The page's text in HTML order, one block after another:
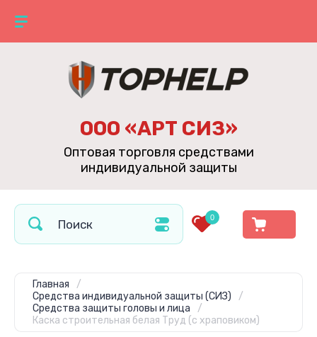
ООО «АРТ СИЗ»
Оптовая торговля средствами
индивидуальной защиты
0
Главная
/
Средства индивидуальной защиты (СИЗ)
/
Средства защиты головы и лица
/
Каска строительная белая Труд (с храповиком)